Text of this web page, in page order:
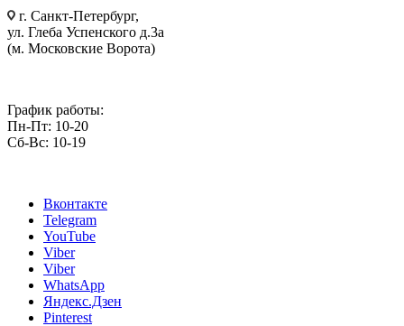
г. Санкт-Петербург,
ул. Глеба Успенского д.3а
(м. Московские Ворота)
График работы:
Пн-Пт: 10-20
Сб-Вс: 10-19
Вконтакте
Telegram
YouTube
Viber
Viber
WhatsApp
Яндекс.Дзен
Pinterest